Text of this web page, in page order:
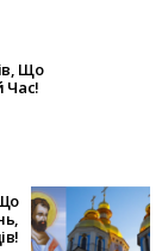
Що
Час!